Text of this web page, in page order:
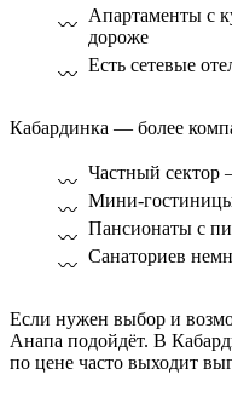
Апартаменты с
дороже
Есть сетевые
Кабардинка — более
Частный сектор
Мини-
Пансионаты с
Санаториев
Если нужен выбор и
Анапа подойдёт. В
по цене часто выходит